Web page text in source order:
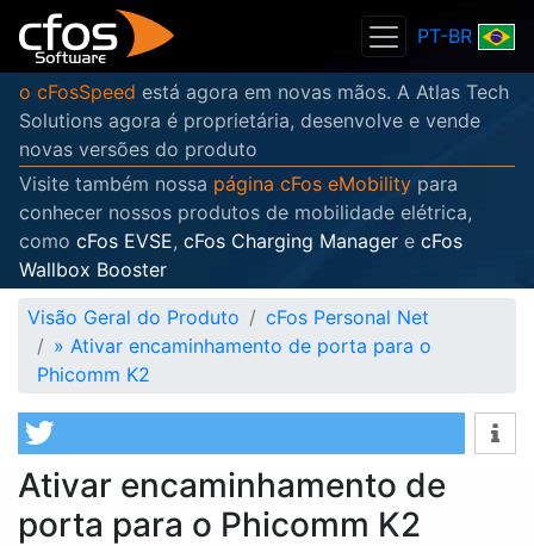
PT-BR
o cFosSpeed está agora em novas mãos. A Atlas Tech
Solutions agora é proprietária, desenvolve e vende
novas versões do produto
Visite também nossa página cFos eMobility para
conhecer nossos produtos de mobilidade elétrica,
como cFos EVSE, cFos Charging Manager e cFos
Wallbox Booster
Visão Geral do Produto
cFos Personal Net
» Ativar encaminhamento de porta para o
Phicomm K2
Ativar encaminhamento de
porta para o Phicomm K2